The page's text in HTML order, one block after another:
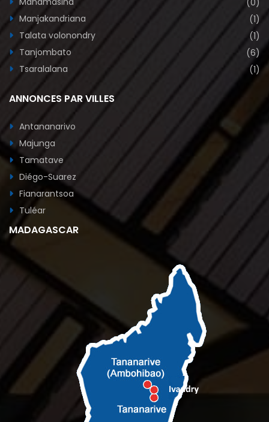
ANNONCES PAR VILLES
Antananarivo
Majunga
Diégo-Suarez
MADAGASCAR